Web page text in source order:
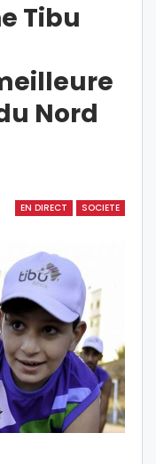
Tibu
Nord
EN DIRECT SOCIETE